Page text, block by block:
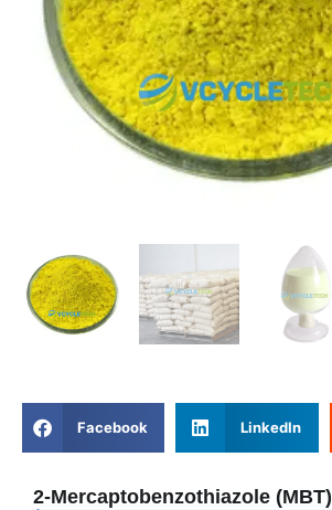
Facebook LinkedIn
2-Mercaptobenzothiazole (MBT)